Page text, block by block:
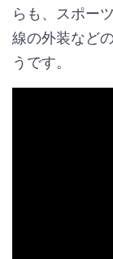
らも、スポー
線の外装など
うです。